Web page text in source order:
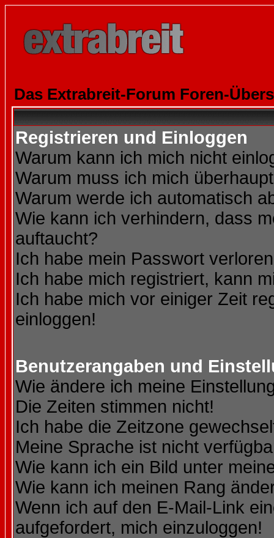
Das Extrabreit-Forum Foren-
Registrieren und Einloggen
Warum kann ich mich nicht
Warum muss ich mich
Warum werde ich automatisch
Wie kann ich verhindern, dass
auftaucht?
Ich habe mein Passwort
Ich habe mich registriert, kann
Ich habe mich vor einiger Zeit
einloggen!
Benutzerangaben und
Wie ändere ich meine
Die Zeiten stimmen nicht!
Ich habe die Zeitzone
Meine Sprache ist nicht
Wie kann ich ein Bild unter
Wie kann ich meinen Rang
Wenn ich auf den E-Mail-Link
aufgefordert, mich einzuloggen!